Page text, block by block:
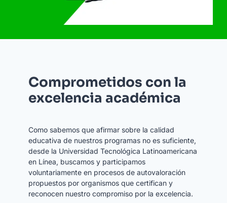
Comprometidos con la
excelencia académica
Como sabemos que afirmar sobre la calidad
educativa de nuestros programas no es suficiente,
desde la Universidad Tecnológica Latinoamericana
en Línea, buscamos y participamos
voluntariamente en procesos de autovaloración
propuestos por organismos que certifican y
reconocen nuestro compromiso por la excelencia.